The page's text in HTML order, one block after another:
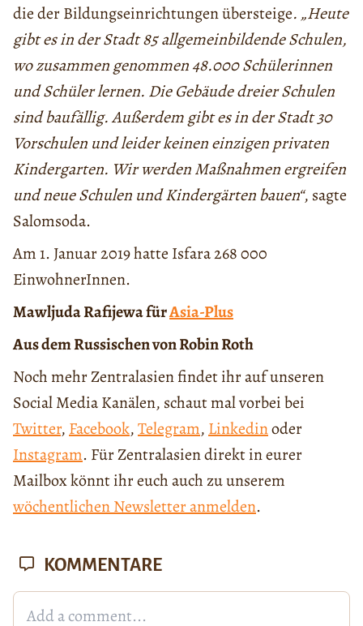
die der Bildungseinrichtungen übersteige. „Heute
gibt es in der Stadt 85 allgemeinbildende Schulen,
wo zusammen genommen 48.000 Schülerinnen
und Schüler lernen. Die Gebäude dreier Schulen
sind baufällig. Außerdem gibt es in der Stadt 30
Vorschulen und leider keinen einzigen privaten
Kindergarten. Wir werden Maßnahmen ergreifen
und neue Schulen und Kindergärten bauen“, sagte
Salomsoda.
Am 1. Januar 2019 hatte Isfara 268 000
EinwohnerInnen.
Mawljuda Rafijewa fürAsia-Plus
Aus dem Russischen von Robin Roth
Noch mehr Zentralasien findet ihr auf unseren
Social Media Kanälen, schaut mal vorbei bei
Twitter, Facebook,Telegram, Linkedinoder
Instagram. Für Zentralasien direkt in eurer
Mailbox könnt ihr euch auch zu unserem
wöchentlichen Newsletter anmelden.
KOMMENTARE